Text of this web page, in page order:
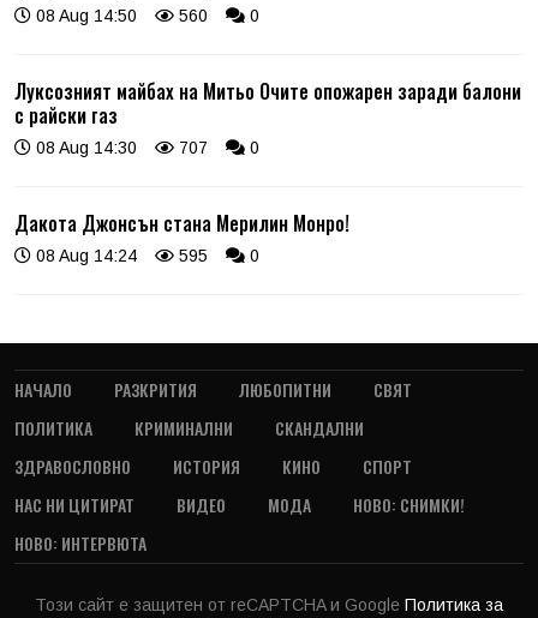
08 Aug 14:50 560 0
Луксозният майбах на Митьо Очите опожарен заради балони
с райски газ
08 Aug 14:30 707 0
Дакота Джонсън стана Мерилин Монро!
08 Aug 14:24 595 0
НАЧАЛО РАЗКРИТИЯ ЛЮБОПИТНИ
СВЯТ
ПОЛИТИКА
КРИМИНАЛНИ
СКАНДАЛНИ
ЗДРАВОСЛОВНО
ИСТОРИЯ КИНО
СПОРТ
НАС НИ ЦИТИРАТ
ВИДЕО МОДА
НОВО: СНИМКИ!
НОВО: ИНТЕРВЮТА
Този сайт е защитен от reCAPTCHA и Google Политика за